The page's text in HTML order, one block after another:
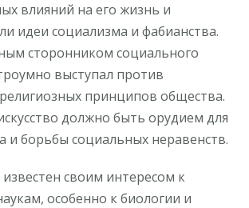
влияний на его жизнь и
идеи социализма и фабианства.
сторонником социального
выступал против
принципов общества.
должно быть орудием для
и борьбы социальных неравенств.
своим интересом к
особенно к биологии и